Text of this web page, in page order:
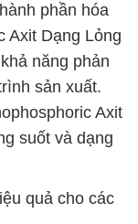
phần hóa
Axit Dạng Lỏng
năng phản
sản xuất.
Axit
suốt và dạng
quả cho các